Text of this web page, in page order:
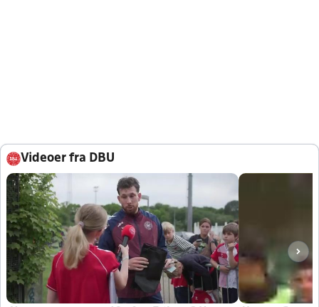
Videoer fra DBU